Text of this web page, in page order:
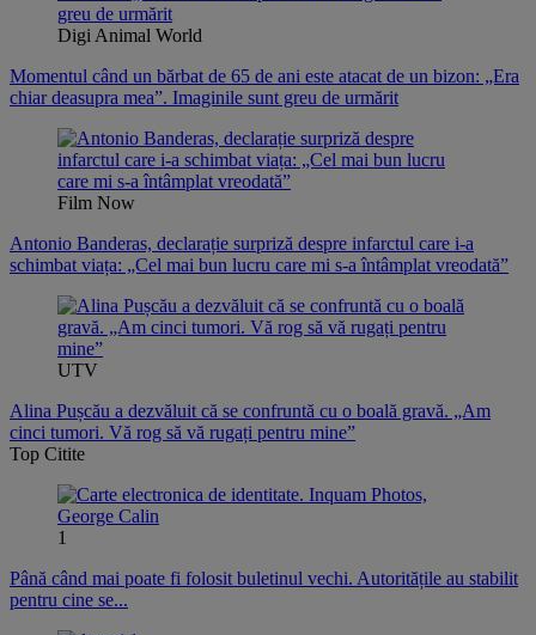
Digi Animal World
Momentul când un bărbat de 65 de ani este atacat de un bizon: „Era
chiar deasupra mea”. Imaginile sunt greu de urmărit
Film Now
Antonio Banderas, declarație surpriză despre infarctul care i-a
schimbat viața: „Cel mai bun lucru care mi s-a întâmplat vreodată”
UTV
Alina Pușcău a dezvăluit că se confruntă cu o boală gravă. „Am
cinci tumori. Vă rog să vă rugați pentru mine”
Top Citite
1
Până când mai poate fi folosit buletinul vechi. Autoritățile au stabilit
pentru cine se...